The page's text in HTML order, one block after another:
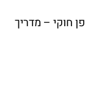
חוקי – מדריך